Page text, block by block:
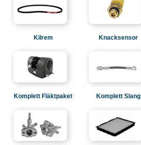
Kilrem Knacksensor
Komplett Fläktpaket Komplett Slang